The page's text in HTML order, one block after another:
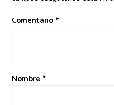
Comentario *
Nombre *